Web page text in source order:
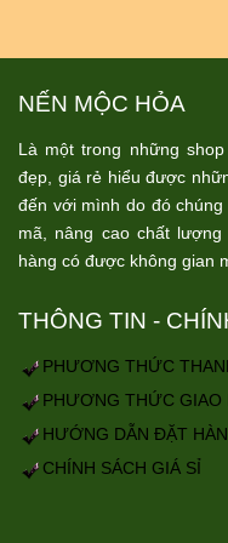
NẾN MỘC HỎA
Là một trong những
đẹp, giá rẻ hiểu được
đến với mình do đó
mã, nâng cao chất
hàng có được không gian
THÔNG TIN -
PHƯƠNG THỨC
PHƯƠNG THỨC GIAO
HƯỚNG DẪN ĐẶT
CHÍNH SÁCH GIÁ SỈ